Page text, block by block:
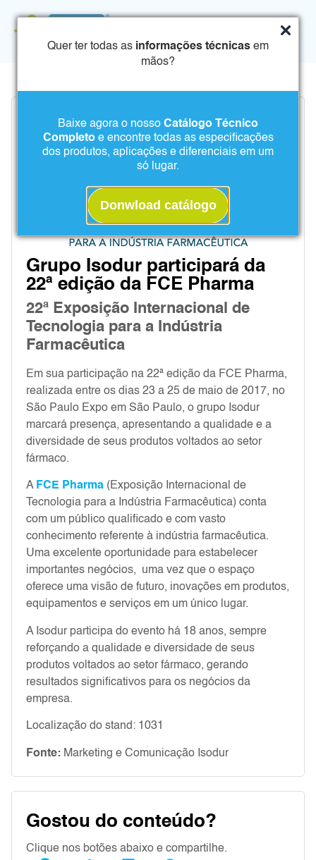
Quer ter todas as informações técnicas em
mãos?
Baixe agora o nosso Catálogo Técnico
Completo e encontre todas as especificações
dos produtos, aplicações e diferenciais em um
só lugar.
Donwload catálogo
Grupo Isodur participará da
22ª edição da FCE Pharma
22ª Exposição Internacional de
Tecnologia para a Indústria
Farmacêutica
Em sua participação na 22ª edição da FCE Pharma,
realizada entre os dias 23 a 25 de maio de 2017, no
São Paulo Expo em São Paulo, o grupo Isodur
marcará presença, apresentando a qualidade e a
diversidade de seus produtos voltados ao setor
fármaco.
A FCE Pharma (Exposição Internacional de
Tecnologia para a Indústria Farmacêutica) conta
com um público qualificado e com vasto
conhecimento referente à indústria farmacêutica.
Uma excelente oportunidade para estabelecer
importantes negócios, uma vez que o espaço
oferece uma visão de futuro, inovações em produtos,
equipamentos e serviços em um único lugar.
A Isodur participa do evento há 18 anos, sempre
reforçando a qualidade e diversidade de seus
produtos voltados ao setor fármaco, gerando
resultados significativos para os negócios da
empresa.
Localização do stand: 1031
Fonte: Marketing e Comunicação Isodur
Gostou do conteúdo?
Clique nos botões abaixo e compartilhe.